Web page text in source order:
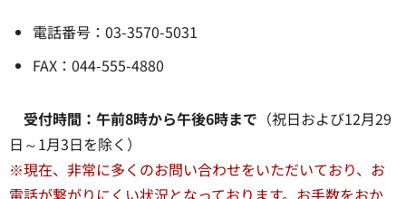
電話番号：03-3570-5031
FAX：044-555-4880
受付時間：午前8時から午後6時まで （祝日および12月29
日～1月3日を除く）
※現在、非常に多くのお問い合わせをいただいており、お